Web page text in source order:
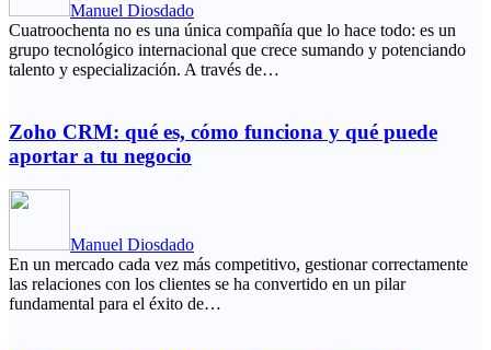
Manuel Diosdado
Cuatroochenta no es una única compañía que lo hace todo: es un
grupo tecnológico internacional que crece sumando y potenciando
talento y especialización. A través de…
Zoho CRM: qué es, cómo funciona y qué puede
aportar a tu negocio
Manuel Diosdado
En un mercado cada vez más competitivo, gestionar correctamente
las relaciones con los clientes se ha convertido en un pilar
fundamental para el éxito de…